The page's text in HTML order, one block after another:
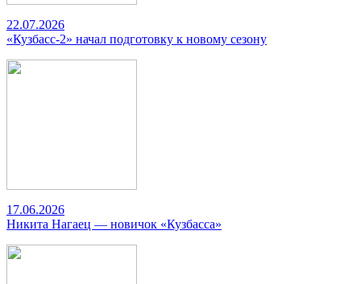
22.07.2026
«Кузбасс-2» начал подготовку к новому сезону
17.06.2026
Никита Нагаец — новичок «Кузбасса»